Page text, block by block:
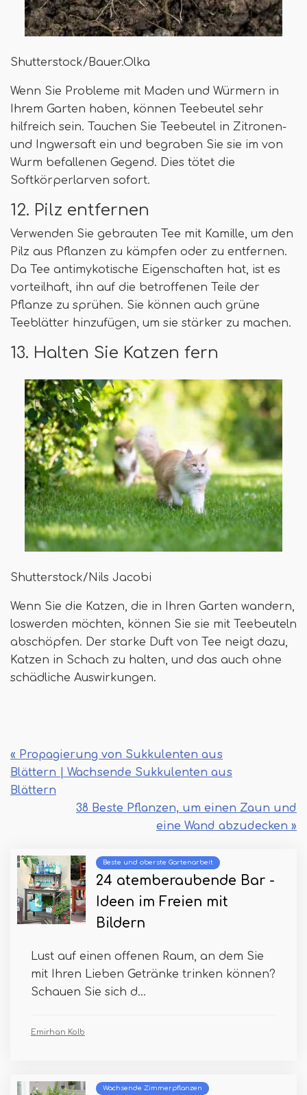
Shutterstock/Bauer.Olka
Wenn Sie Probleme mit Maden und Würmern in
Ihrem Garten haben, können Teebeutel sehr
hilfreich sein. Tauchen Sie Teebeutel in Zitronen-
und Ingwersaft ein und begraben Sie sie im von
Wurm befallenen Gegend. Dies tötet die
Softkörperlarven sofort.
12. Pilz entfernen
Verwenden Sie gebrauten Tee mit Kamille, um den
Pilz aus Pflanzen zu kämpfen oder zu entfernen.
Da Tee antimykotische Eigenschaften hat, ist es
vorteilhaft, ihn auf die betroffenen Teile der
Pflanze zu sprühen. Sie können auch grüne
Teeblätter hinzufügen, um sie stärker zu machen.
13. Halten Sie Katzen fern
Shutterstock/Nils Jacobi
Wenn Sie die Katzen, die in Ihren Garten wandern,
loswerden möchten, können Sie sie mit Teebeuteln
abschöpfen. Der starke Duft von Tee neigt dazu,
Katzen in Schach zu halten, und das auch ohne
schädliche Auswirkungen.
« Propagierung von Sukkulenten aus
Blättern | Wachsende Sukkulenten aus
Blättern
38 Beste Pflanzen, um einen Zaun und
eine Wand abzudecken »
Beste und oberste Gartenarbeit
24 atemberaubende Bar -
Ideen im Freien mit
Bildern
Lust auf einen offenen Raum, an dem Sie
mit Ihren Lieben Getränke trinken können?
Schauen Sie sich d...
Emirhan Kolb
Wachsende Zimmerpflanzen